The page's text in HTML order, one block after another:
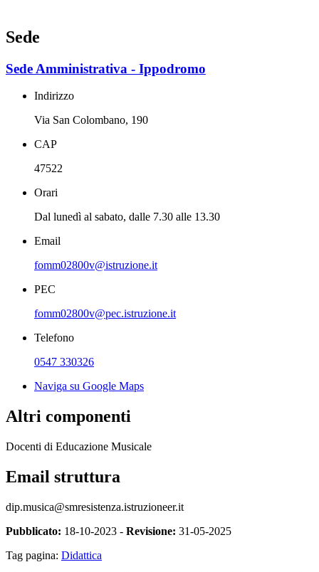
Sede
Sede Amministrativa - Ippodromo
Indirizzo
Via San Colombano, 190
CAP
47522
Orari
Dal lunedì al sabato, dalle 7.30 alle 13.30
Email
fomm02800v@istruzione.it
PEC
fomm02800v@pec.istruzione.it
Telefono
0547 330326
Naviga su Google Maps
Altri componenti
Docenti di Educazione Musicale
Email struttura
dip.musica@smresistenza.istruzioneer.it
Pubblicato: 18-10-2023 - Revisione: 31-05-2025
Tag pagina: Didattica